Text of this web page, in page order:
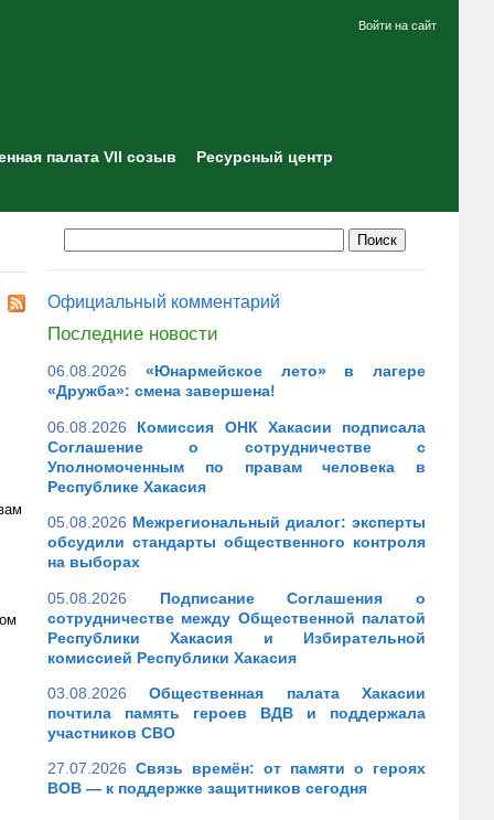
Войти на сайт
палата VII созыв Ресурсный центр
Официальный комментарий
Последние новости
06.08.2026
«Юнармейское лето» в лагере
«Дружба»: смена завершена!
06.08.2026
Комиссия ОНК Хакасии подписала
Соглашение о сотрудничестве с
Уполномоченным по правам человека в
Республике Хакасия
05.08.2026 Межрегиональный диалог: эксперты
обсудили стандарты общественного контроля
на выборах
05.08.2026
Подписание Соглашения о
сотрудничестве между Общественной палатой
Республики Хакасия и Избирательной
комиссией Республики Хакасия
03.08.2026
Общественная палата Хакасии
почтила память героев ВДВ и поддержала
участников СВО
27.07.2026 Связь времён: от памяти о героях
ВОВ — к поддержке защитников сегодня